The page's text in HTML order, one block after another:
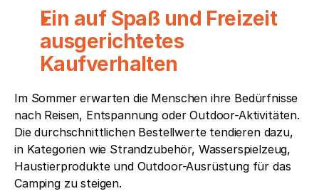
Ein auf Spaß und Freizeit
ausgerichtetes
Kaufverhalten
Im Sommer erwarten die Menschen ihre Bedürfnisse
nach Reisen, Entspannung oder Outdoor-Aktivitäten.
Die durchschnittlichen Bestellwerte tendieren dazu,
in Kategorien wie Strandzubehör, Wasserspielzeug,
Haustierprodukte und Outdoor-Ausrüstung für das
Camping zu steigen.